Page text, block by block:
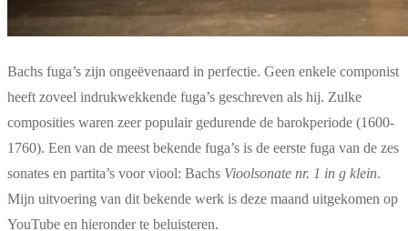
Bachs fuga’s zijn ongeëvenaard in perfectie. Geen enkele componist
heeft zoveel indrukwekkende fuga’s geschreven als hij. Zulke
composities waren zeer populair gedurende de barokperiode (1600-
1760). Een van de meest bekende fuga’s is de eerste fuga van de zes
sonates en partita’s voor viool: Bachs Vioolsonate nr. 1 in g klein.
Mijn uitvoering van dit bekende werk is deze maand uitgekomen op
YouTube en hieronder te beluisteren.